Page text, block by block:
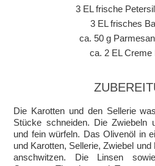
3 EL frische
3 EL frisches
ca. 50 g
ca. 2 EL Creme
Die Karotten und den Sellerie
Stücke schneiden. Die Zwiebeln
und fein würfeln. Das Olivenöl in
und Karotten, Sellerie, Zwiebel
anschwitzen. Die Linsen